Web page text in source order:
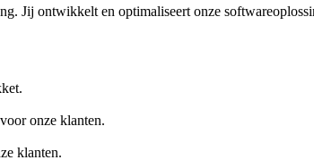
Jij ontwikkelt en optimaliseert onze
onze klanten.
klanten.